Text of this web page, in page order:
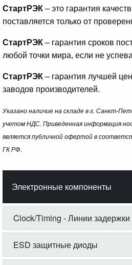
СтартРЭК– это гарантия
поставляется только от
СтартРЭК– гарантия сроков
любой точки мира, если не
СтартРЭК– гарантия лучшей
заводов производителей.
Указано наличие на складе в г. Санкт-
учетом НДС. Приведенная информация
является публичной офертой в
ГК РФ.
Электронные компоненты
Clock/Timing - Линии задержки
ESD защитные диоды